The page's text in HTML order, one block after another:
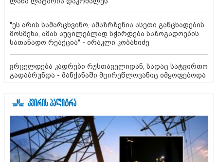
"ეს არის სამარცხვინო, ამაზრზენია ასეთი განცხადების
მოსმენა, ამას აუცილებლად სჭირდება საზოგადოების
სათანადო რეაქცია" - ირაკლი კობახიძე
ვრცელდება კადრები რუსთაველიდან, სადაც სატვირთო
გადაბრუნდა - მანქანაში მცირეწლოვანიც იმყოფებოდა